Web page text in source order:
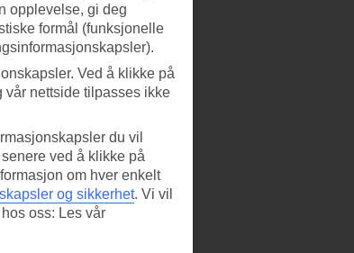
opplevelse, gi deg
formål (funksjonelle
Ved å klikke på
nettside tilpasses ikke
du vil
ved å klikke på
om hver enkelt
og sikkerhet. Vi vil
oss: Les vår